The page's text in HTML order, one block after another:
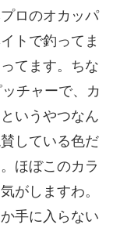
ロのオカッパ
トで釣ってま
てます。ちな
チャーで、カ
いうやつなん
している色だ
ほぼこのカラ
がしますわ。
手に入らない